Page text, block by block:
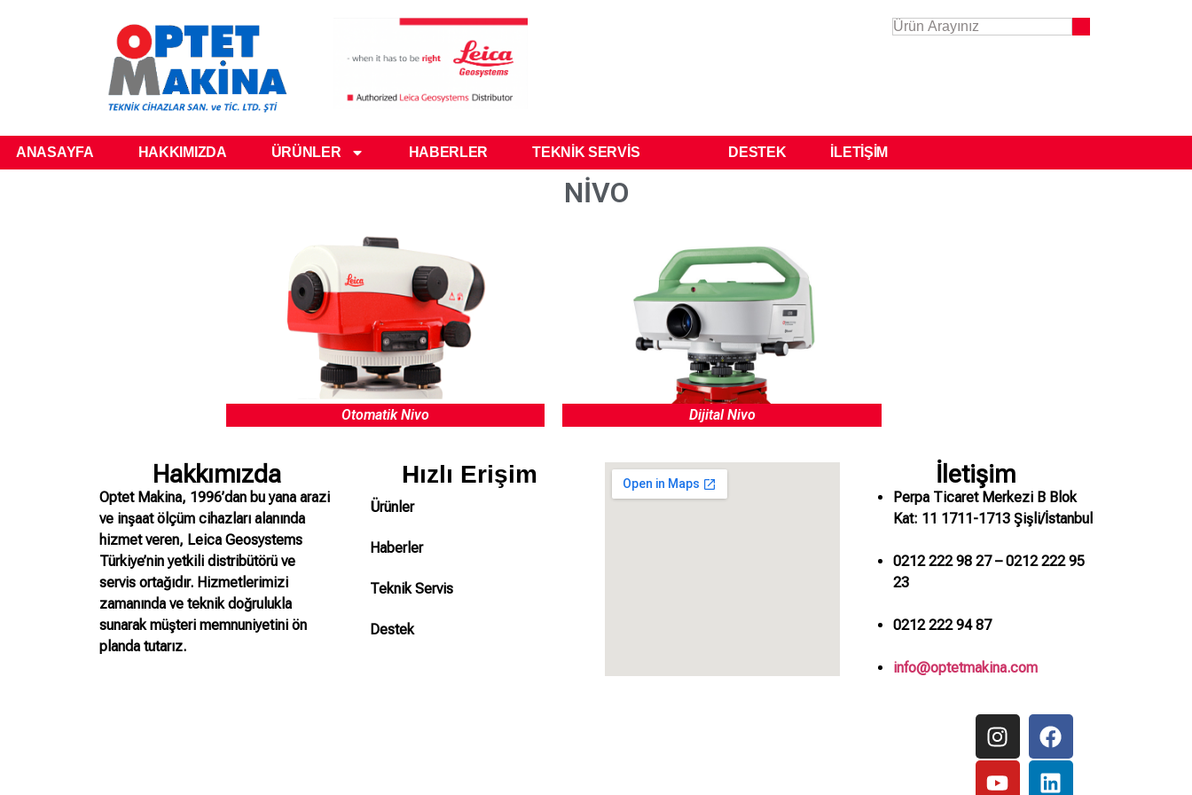
ANASAYFA HAKKIMIZDA ÜRÜNLER HABERLER TEKNIK SERVIS DESTEK İLETIŞIM
NİVO
Otomatik Nivo Dijital Nivo
Hakkımızda
Optet Makina, 1996’dan bu yana arazi
ve inşaat ölçüm cihazları alanında
hizmet veren, Leica Geosystems
Türkiye’nin yetkili distribütörü ve
servis ortağıdır. Hizmetlerimizi
zamanında ve teknik doğrulukla
sunarak müşteri memnuniyetini ön
planda tutarız.
Hızlı Erişim
Ürünler
Haberler
Teknik Servis
Destek
İletişim
Perpa Ticaret Merkezi B Blok
Kat: 11 1711-1713 Şişli/İstanbul
0212 222 98 27 – 0212 222 95
23
0212 222 94 87
info@optetmakina.com